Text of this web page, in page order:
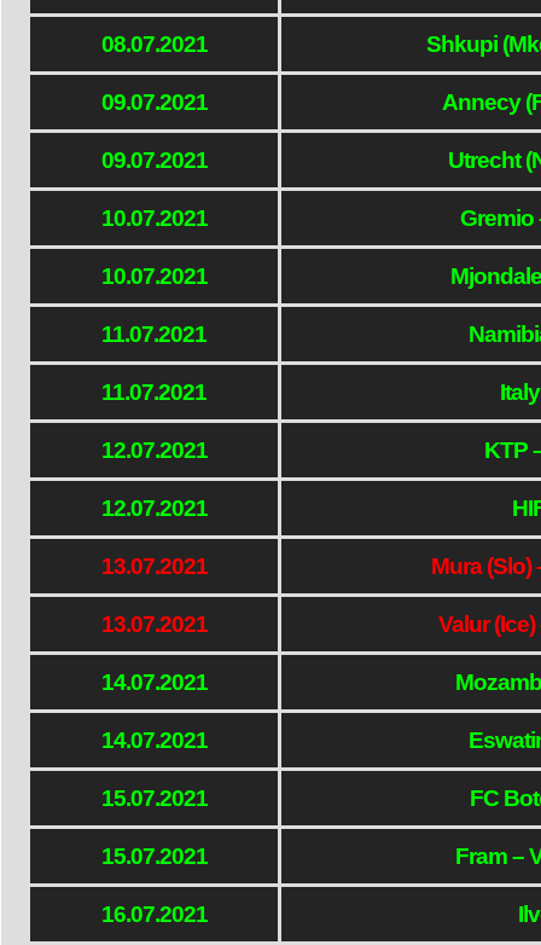
08.07.2021 Shkupi
09.07.2021 Annecy
09.07.2021 Utrecht
10.07.2021 Gremio
10.07.2021
11.07.2021
11.07.2021
12.07.2021 KTP
12.07.2021
13.07.2021 Mura (Slo)
13.07.2021 Valur
14.07.2021
14.07.2021
15.07.2021 FC
15.07.2021 Fram –
16.07.2021